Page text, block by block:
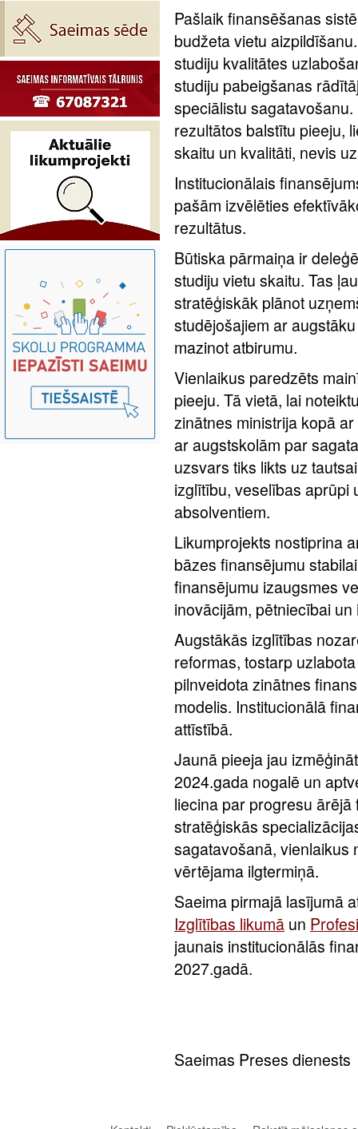
Pašlaik finansēšanas
budžeta vietu
studiju kvalitātes
studiju pabeigšanas
speciālistu
rezultātos balstītu pieeju,
skaitu un kvalitāti, nevis
Institucionālais
pašām izvēlēties
rezultātus.
Būtiska pārmaiņa ir
studiju vietu skaitu. Tas
stratēģiskāk plānot
studējošajiem ar
mazinot atbirumu.
Vienlaikus paredzēts
pieeju. Tā vietā, lai
zinātnes ministrija kopā
ar augstskolām par
uzsvars tiks likts uz
izglītību, veselības aprūpi
absolventiem.
Likumprojekts nostiprina
bāzes finansējumu
finansējumu izaugsmes
inovācijām, pētniecībai un
Augstākās izglītības
reformas, tostarp
pilnveidota zinātnes
modelis. Institucionālā
attīstībā.
Jaunā pieeja jau
2024.gada nogalē un
liecina par progresu
stratēģiskās
sagatavošanā, vienlaikus
vērtējama ilgtermiņā.
Saeima pirmajā lasījumā
Izglītības likumā un
jaunais institucionālās
2027.gadā.
Saeimas Preses dienests